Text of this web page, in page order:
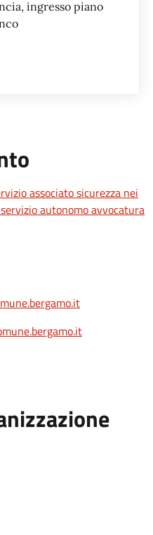
ingresso piano
associato sicurezza nei
autonomo avvocatura